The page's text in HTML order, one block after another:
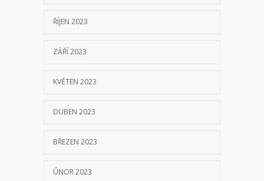
ŘÍJEN 2023
ZÁŘÍ 2023
KVĚTEN 2023
DUBEN 2023
BŘEZEN 2023
ÚNOR 2023